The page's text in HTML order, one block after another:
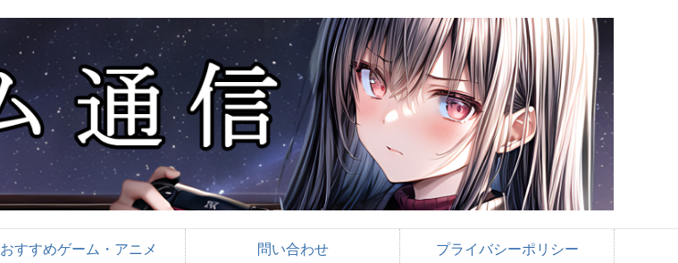
おすすめゲーム・アニメ 問い合わせ プライバシーポリシー